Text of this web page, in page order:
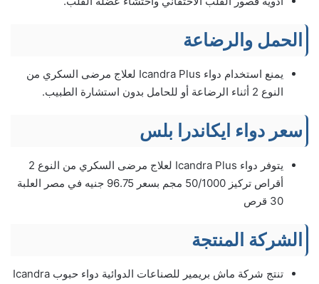
الحمل والرضاعة
يمنع استخدام دواء Icandra Plus لعلاج مرضى السكري من
النوع 2 أثناء الرضاعة أو للحامل بدون استشارة الطبيب.
سعر دواء ايكاندرا بلس
يتوفر دواء Icandra Plus لعلاج مرضى السكري من النوع 2
أقراص تركيز 50/1000 مجم بسعر 96.75 جنيه في مصر العلبة
30 قرص
الشركة المنتجة
تنتج شركة ماش بريمير للصناعات الدوائية دواء حبوب Icandra